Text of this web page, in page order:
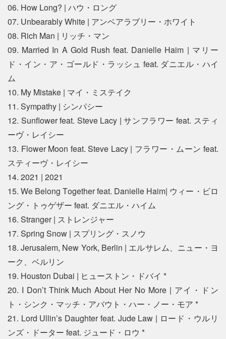
06. How Long? | ハウ・ロング
07. Unbearably White | アンベアラブリー・ホワイト
08. Rich Man | リッチ・マン
09. Married In A Gold Rush feat. Danielle Haim | マリー
ド・イン・ア・ゴールド・ラッシュ feat. ダニエル・ハイ
ム
10. My Mistake | マイ・ミステイク
11. Sympathy | シンパシー
12. Sunflower feat. Steve Lacy | サンフラワー feat. スティ
ーヴ・レイシー
13. Flower Moon feat. Steve Lacy | フラワー・ムーン feat.
スティーヴ・レイシー
14. 2021 | 2021
15. We Belong Together feat. Danielle Haim| ウィー・ビロ
ング・トゥゲザー feat. ダニエル・ハイム
16. Stranger | ストレンジャー
17. Spring Snow | スプリング・スノウ
18. Jerusalem, New York, Berlin | エルサレム、ニュー・ヨ
ーク、ベルリン
19. Houston Dubai | ヒューストン・ドバイ *
20. I Don’t Think Much About Her No More | アイ・ドン
ト・シンク・マッチ・アバウト・ハー・ノー・モア *
21. Lord Ullin’s Daughter feat. Jude Law | ロード・ウルリ
ンズ・ドーター feat. ジュード・ロウ *